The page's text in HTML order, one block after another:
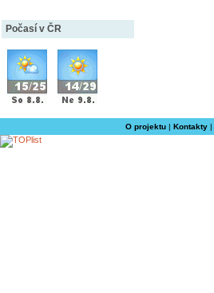
Počasí v ČR
O projektu| Kontakty|